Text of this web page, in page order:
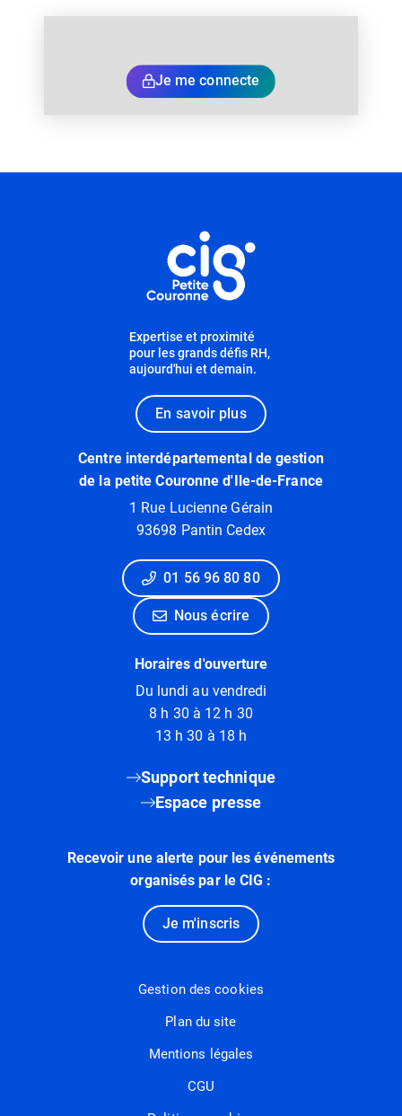
Je me connecte
Expertise et proximité
pour les grands défis RH,
aujourd'hui et demain.
En savoir plus
Centre interdépartemental de gestion
de la petite Couronne d'Ile-de-France
1 Rue Lucienne Gérain
93698 Pantin Cedex
01 56 96 80 80
Nous écrire
Horaires d'ouverture
Du lundi au vendredi
8 h 30 à 12 h 30
13 h 30 à 18 h
Support technique
Espace presse
Recevoir une alerte pour les événements
organisés par le CIG :
Je m'inscris
Gestion des cookies
Plan du site
Mentions légales
CGU